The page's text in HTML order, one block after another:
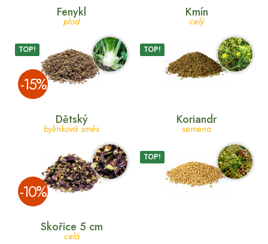
Fenykl
plod
TOP!
­-15%
Kmín
celý
TOP!
Dětský
bylinková směs
­-10%
Koriandr
semeno
TOP!
Skořice 5 cm
celá